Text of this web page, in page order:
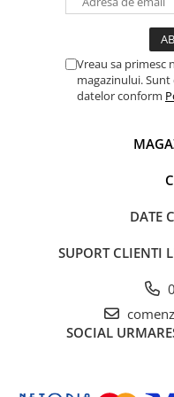
Panouri portabile
Statii energie portabile
Intrerupatoare si prize
Lumina (Becuri si
Laptop & PC accesorii,
cabluri USB, prelungitoare
Cablu de date si Adaptoare
Vreau sa primesc
magazinului.
datelor conform
DATE
SUPORT CLIENTI
SOCIAL